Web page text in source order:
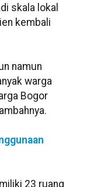
skala lokal
kembali
namun
warga
Bogor
23 ruang